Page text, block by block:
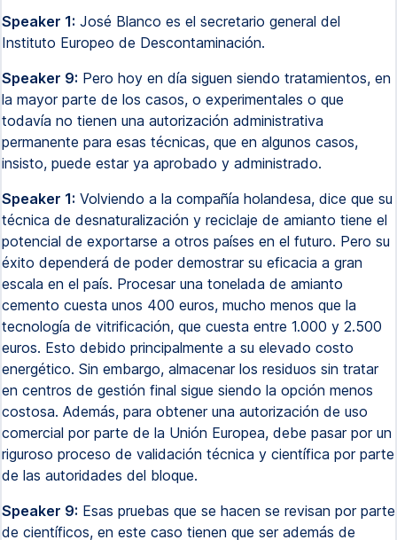
Speaker 1: José Blanco es el secretario general del
Instituto Europeo de Descontaminación.
Speaker 9: Pero hoy en día siguen siendo tratamientos, en
la mayor parte de los casos, o experimentales o que
todavía no tienen una autorización administrativa
permanente para esas técnicas, que en algunos casos,
insisto, puede estar ya aprobado y administrado.
Speaker 1: Volviendo a la compañía holandesa, dice que su
técnica de desnaturalización y reciclaje de amianto tiene el
potencial de exportarse a otros países en el futuro. Pero su
éxito dependerá de poder demostrar su eficacia a gran
escala en el país. Procesar una tonelada de amianto
cemento cuesta unos 400 euros, mucho menos que la
tecnología de vitrificación, que cuesta entre 1.000 y 2.500
euros. Esto debido principalmente a su elevado costo
energético. Sin embargo, almacenar los residuos sin tratar
en centros de gestión final sigue siendo la opción menos
costosa. Además, para obtener una autorización de uso
comercial por parte de la Unión Europea, debe pasar por un
riguroso proceso de validación técnica y científica por parte
de las autoridades del bloque.
Speaker 9: Esas pruebas que se hacen se revisan por parte
de científicos, en este caso tienen que ser además de